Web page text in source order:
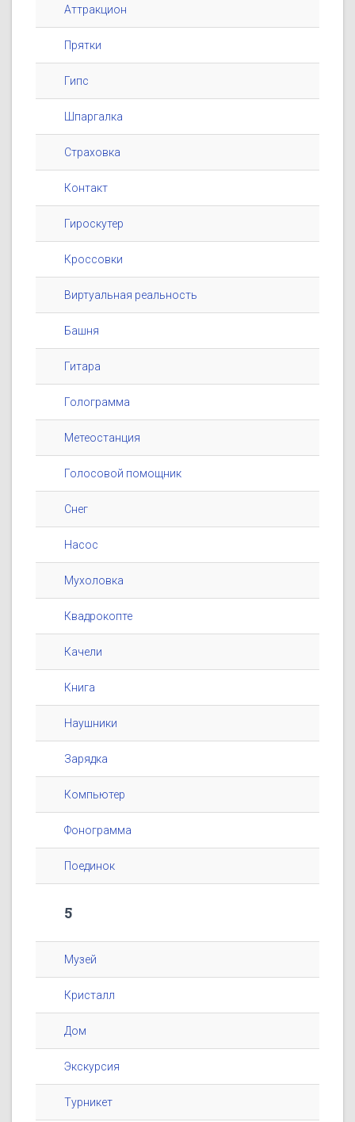
Аттракцион
Прятки
Гипс
Шпаргалка
Страховка
Контакт
Гироскутер
Кроссовки
Виртуальная реальность
Башня
Гитара
Голограмма
Метеостанция
Голосовой помощник
Снег
Насос
Мухоловка
Квадрокопте
Качели
Книга
Наушники
Зарядка
Компьютер
Фонограмма
Поединок
5
Музей
Кристалл
Дом
Экскурсия
Турникет